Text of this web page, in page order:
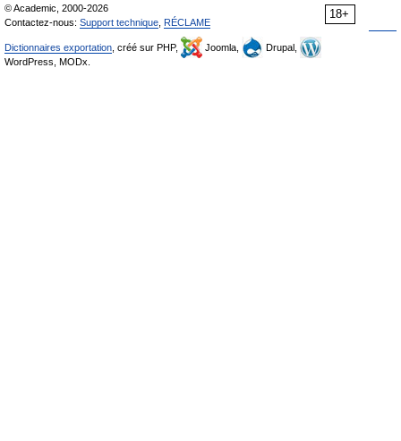
18+
© Academic, 2000-2026
Contactez-nous: Support technique RÉCLAME
Dictionnaires exportation , créé sur PHP, Joomla,
Drupal,
WordPress, MODx.